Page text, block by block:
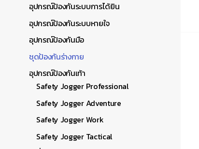
อุปกรณ์ป้องกันระบบการได้ยิน
อุปกรณ์ป้องกันระบบหายใจ
อุปกรณ์ป้องกันมือ
ชุดป้องกันร่างกาย
อุปกรณ์ป้องกันเท้า
Safety Jogger Professional
Safety Jogger Adventure
Safety Jogger Work
Safety Jogger Tactical